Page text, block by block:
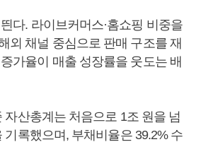
다. 라이브커머스·홈쇼핑 비중을
외 채널 중심으로 판매 구조를 재
가율이 매출 성장률을 웃도는 배
자산총계는 처음으로 1조 원을 넘
기록했으며, 부채비율은 39.2% 수